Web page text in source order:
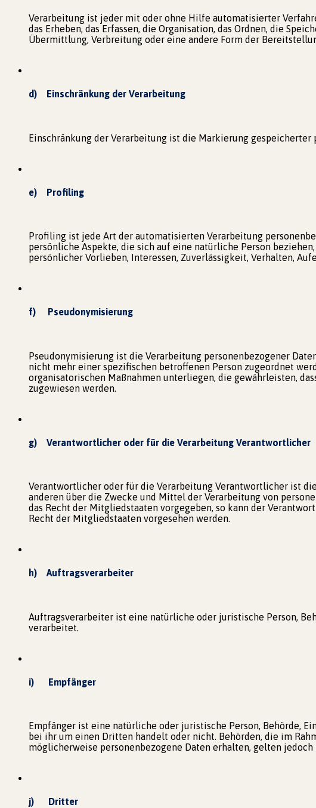
Verarbeitung ist jeder mit oder ohne Hilfe automatisierter
das Erheben, das Erfassen, die Organisation, das Ordnen, die
Übermittlung, Verbreitung oder eine andere Form der
d) Einschränkung der Verarbeitung
Einschränkung der Verarbeitung ist die Markierung
e) Profiling
Profiling ist jede Art der automatisierten Verarbeitung
persönliche Aspekte, die sich auf eine natürliche Person
persönlicher Vorlieben, Interessen, Zuverlässigkeit, Verhalten,
f) Pseudonymisierung
Pseudonymisierung ist die Verarbeitung personenbezogener
nicht mehr einer spezifischen betroffenen Person zugeordnet
organisatorischen Maßnahmen unterliegen, die gewährleisten,
zugewiesen werden.
g) Verantwortlicher oder für die Verarbeitung Verantwortlicher
Verantwortlicher oder für die Verarbeitung Verantwortlicher ist
anderen über die Zwecke und Mittel der Verarbeitung von
das Recht der Mitgliedstaaten vorgegeben, so kann der
Recht der Mitgliedstaaten vorgesehen werden.
h) Auftragsverarbeiter
Auftragsverarbeiter ist eine natürliche oder juristische Person,
verarbeitet.
i) Empfänger
Empfänger ist eine natürliche oder juristische Person, Behörde,
bei ihr um einen Dritten handelt oder nicht. Behörden, die im
möglicherweise personenbezogene Daten erhalten, gelten jedoch
j) Dritter